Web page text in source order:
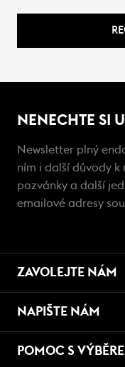
NENECHTE SI
Newsletter plný
ním i další důvody k
pozvánky a další
emailové adresy
ZAVOLEJTE NÁM
NAPIŠTE NÁM
POMOC S